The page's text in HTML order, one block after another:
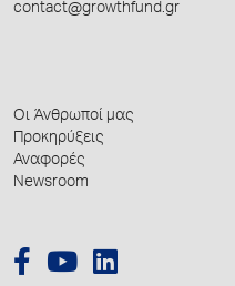
contact@growthfund.gr
Οι Άνθρωποί μας
Προκηρύξεις
Αναφορές
Newsroom